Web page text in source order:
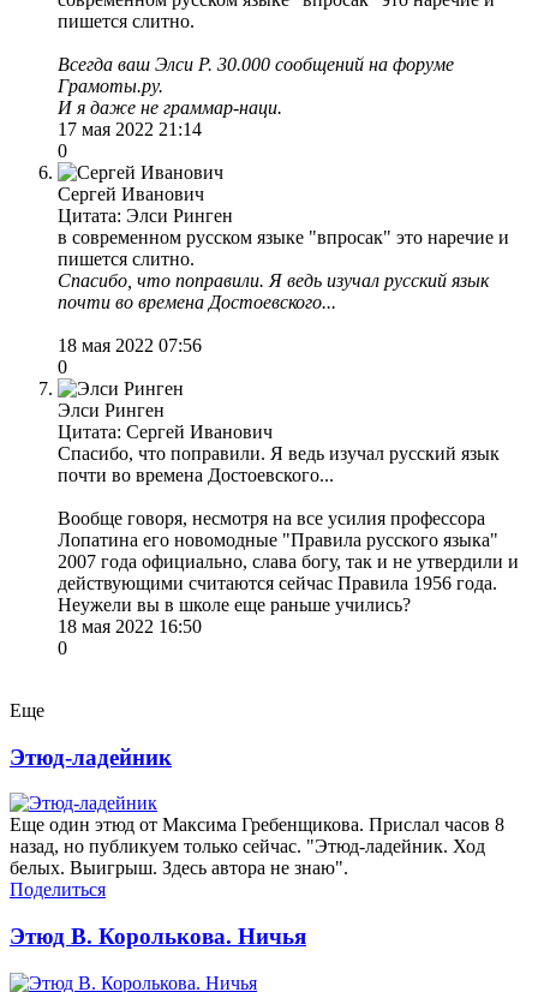
пишется слитно.
Всегда ваш Элси Р. 30.000 сообщений на форуме
Грамоты.ру.
И я даже не граммар-наци.
17 мая 2022 21:14
0
Сергей Иванович
Цитата: Элси Ринген
в современном русском языке "впросак" это наречие и
пишется слитно.
Спасибо, что поправили. Я ведь изучал русский язык
почти во времена Достоевского...
18 мая 2022 07:56
0
Элси Ринген
Цитата: Сергей Иванович
Спасибо, что поправили. Я ведь изучал русский язык
почти во времена Достоевского...
Вообще говоря, несмотря на все усилия профессора
Лопатина его новомодные "Правила русского языка"
2007 года официально, слава богу, так и не утвердили и
действующими считаются сейчас Правила 1956 года.
Неужели вы в школе еще раньше учились?
18 мая 2022 16:50
0
Еще
Этюд-ладейник
Еще один этюд от Максима Гребенщикова. Прислал часов 8
назад, но публикуем только сейчас. "Этюд-ладейник. Ход
белых. Выигрыш. Здесь автора не знаю".
Поделиться
Этюд В. Королькова. Ничья